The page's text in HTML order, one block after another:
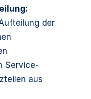
der
Service-
aus